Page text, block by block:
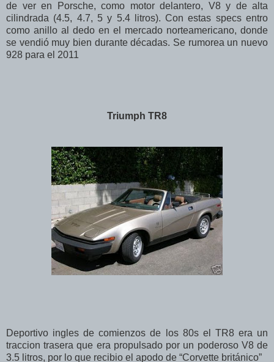
de ver en Porsche, como motor delantero, V8 y de alta
cilindrada (4.5, 4.7, 5 y 5.4 litros). Con estas specs entro
como anillo al dedo en el mercado norteamericano, donde
se vendió muy bien durante décadas. Se rumorea un nuevo
928 para el 2011
Triumph TR8
Deportivo ingles de comienzos de los 80s el TR8 era un
traccion trasera que era propulsado por un poderoso V8 de
3.5 litros, por lo que recibio el apodo de “Corvette británico”